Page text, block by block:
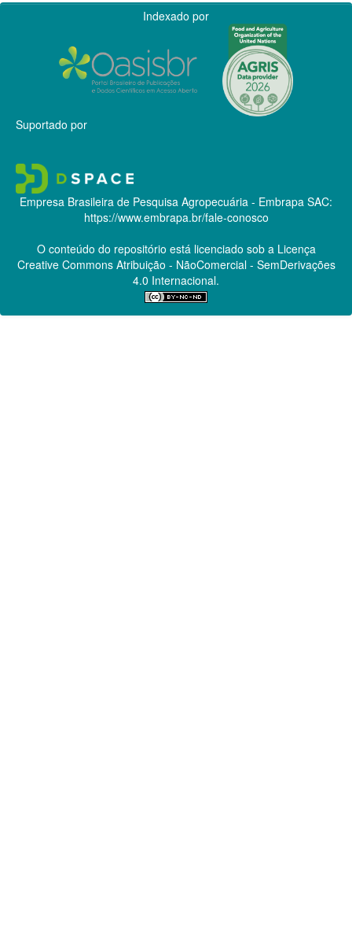
Indexado por
Suportado por
Empresa Brasileira de Pesquisa Agropecuária - Embrapa SAC:
https://www.embrapa.br/fale-conosco
O conteúdo do repositório está licenciado sob a Licença
Creative CommonsAtribuição - NãoComercial - SemDerivações
4.0 Internacional.